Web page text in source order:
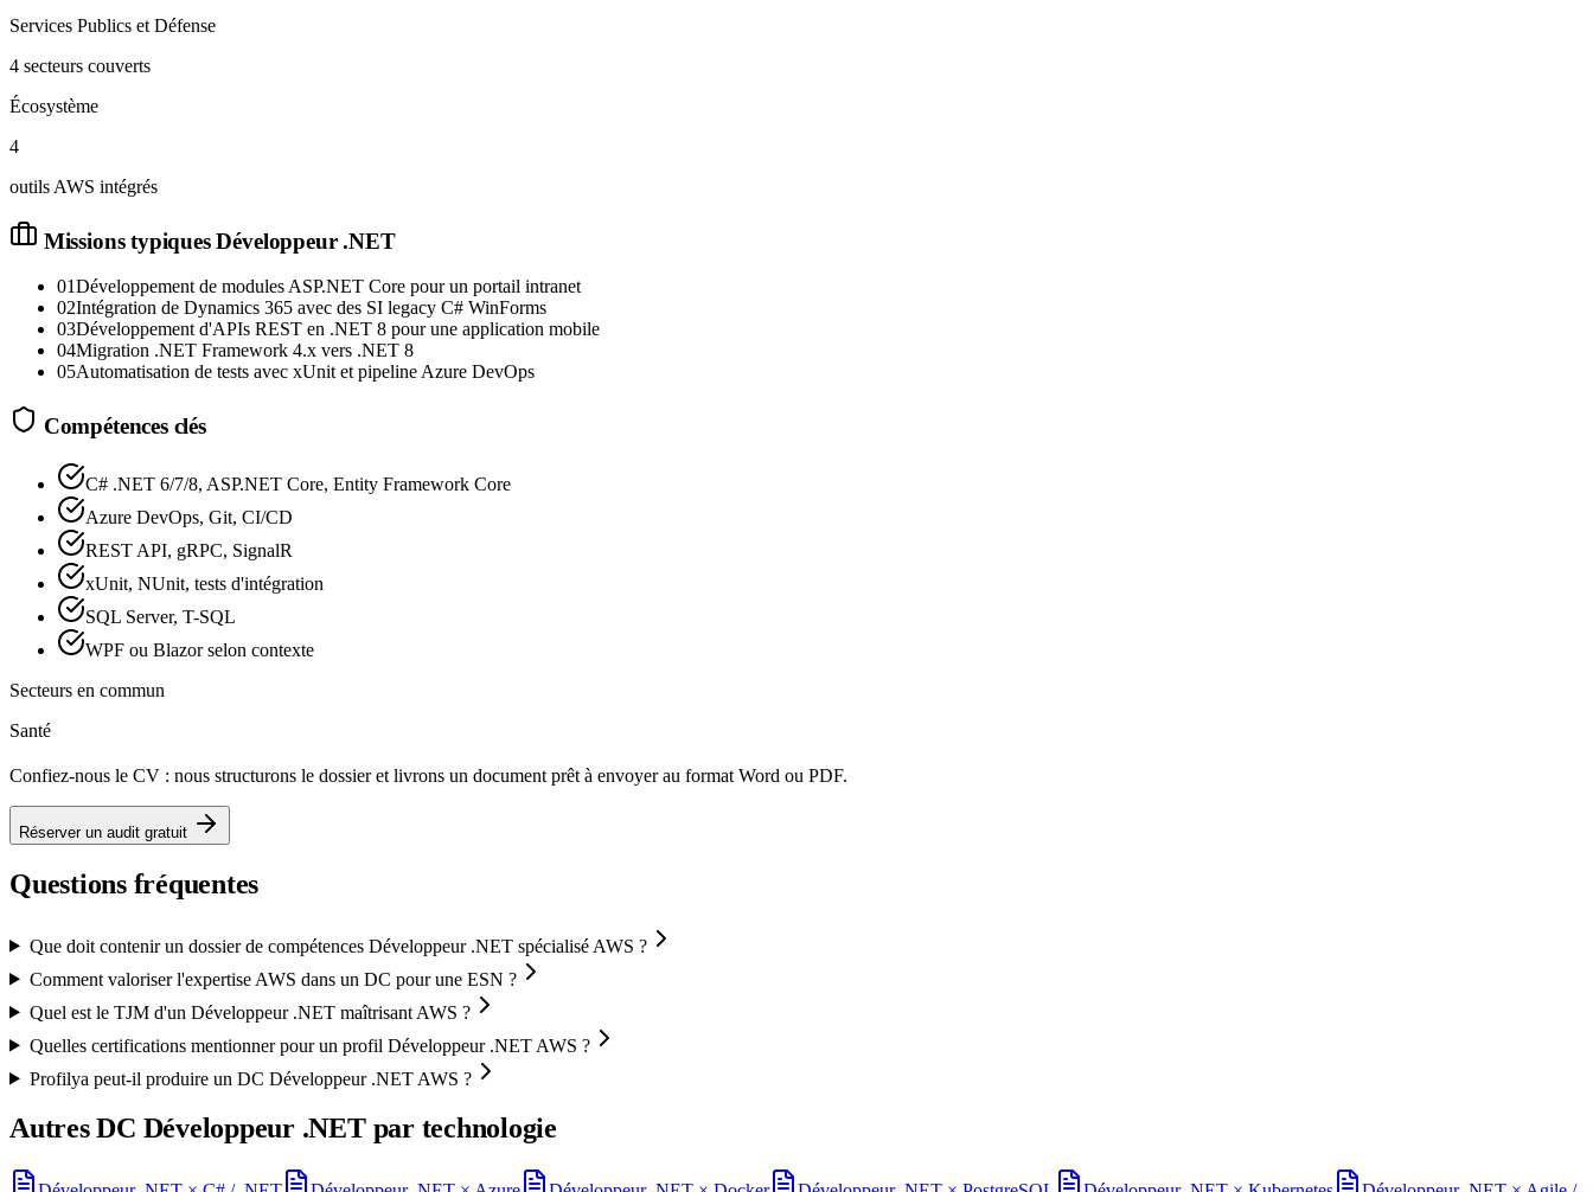
Services Publics et Défense
4 secteurs couverts
Écosystème
4
outils AWS intégrés
Missions typiquesDéveloppeur .NET
01Développement de modules ASP.NET Core pour un portail intranet
02Intégration de Dynamics 365 avec des SI legacy C# WinForms
03Développement d'APIs REST en .NET 8 pour une application mobile
04Migration .NET Framework 4.x vers .NET 8
05Automatisation de tests avec xUnit et pipeline Azure DevOps
Compétences clés
C# .NET 6/7/8, ASP.NET Core, Entity Framework Core
Azure DevOps, Git, CI/CD
REST API, gRPC, SignalR
xUnit, NUnit, tests d'intégration
SQL Server, T-SQL
WPF ou Blazor selon contexte
Secteurs en commun
Santé
Confiez-nous le CV : nous structurons le dossier et livrons un document prêt à envoyer au format Word ou PDF.
Réserver un audit gratuit
Questions fréquentes
Que doit contenir un dossier de compétences Développeur .NET spécialisé AWS ?
Comment valoriser l'expertise AWS dans un DC pour une ESN ?
Quel est le TJM d'un Développeur .NET maîtrisant AWS ?
Quelles certifications mentionner pour un profil Développeur .NET AWS ?
Profilya peut-il produire un DC Développeur .NET AWS ?
Autres DC Développeur .NETpar technologie